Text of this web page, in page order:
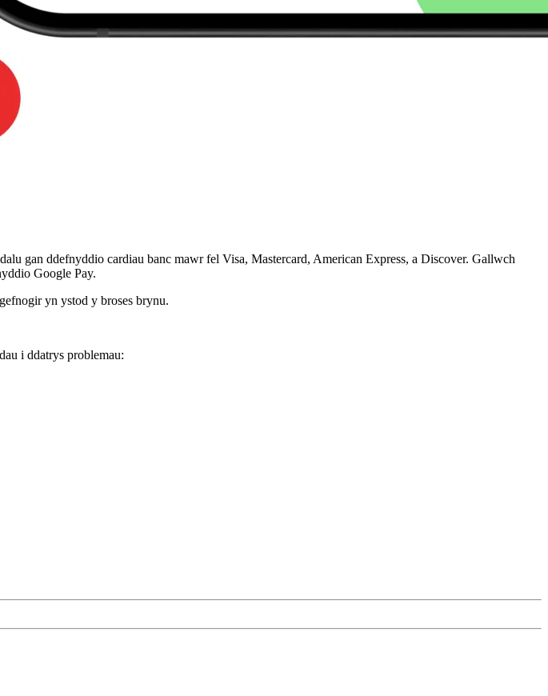
gan ddefnyddio cardiau banc mawr fel Visa, Mastercard, American Express, a Discover. Gallwch
Google Pay.
yn ystod y broses brynu.
i ddatrys problemau: